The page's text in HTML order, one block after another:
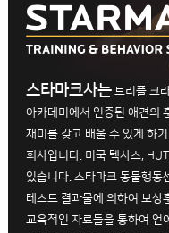
스타마크사는트리플 크
아카데미에서 인증된 애견의
재미를 갖고 배울 수 있게 하
회사입니다. 미국 텍사스,
있습니다. 스타마크 동물행동
테스트 결과물에 의하여 보상
교육적인 자료들을 통하여 얻